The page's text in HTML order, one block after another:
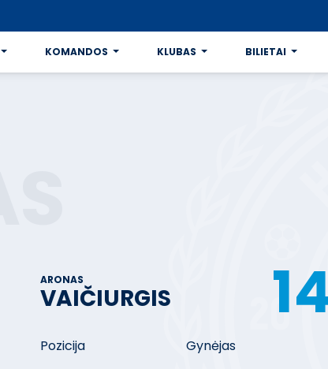
KOMANDOS KLUBAS BILIETAI
ARONAS
VAIČIURGIS
Pozicija Gynėjas